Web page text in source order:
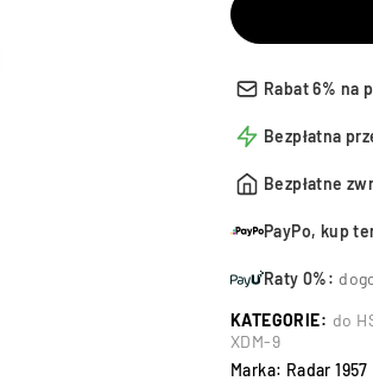
Rabat 6% na
Bezpłatna
Bezpłatne
PayPo, kup
Raty 0%:
KATEGORIE: do
XDM-9
Marka: Radar 1957